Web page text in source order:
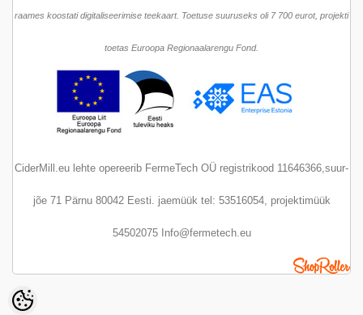
raames koostati digitaliseerimise teekaart. Toetuse suuruseks oli 7 700 eurot, projekti
toetas Euroopa Regionaalarengu Fond.
CiderMill.eu lehte opereerib FermeTech OÜ registrikood 11646366,suur-
jõe 71 Pärnu 80042 Eesti. jaemüük tel: 53516054, projektimüük
54502075 Info@fermetech.eu